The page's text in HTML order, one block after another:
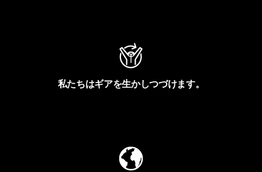
私たちはギアを生かしつづけます。